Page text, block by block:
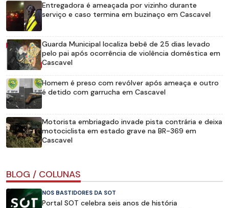
Entregadora é ameaçada por vizinho durante
serviço e caso termina em buzinaço em Cascavel
Guarda Municipal localiza bebê de 25 dias levado
pelo pai após ocorrência de violência doméstica em
Cascavel
Homem é preso com revólver após ameaça e outro
é detido com garrucha em Cascavel
Motorista embriagado invade pista contrária e deixa
motociclista em estado grave na BR-369 em
Cascavel
BLOG / COLUNAS
NOS BASTIDORES DA SOT
Portal SOT celebra seis anos de história